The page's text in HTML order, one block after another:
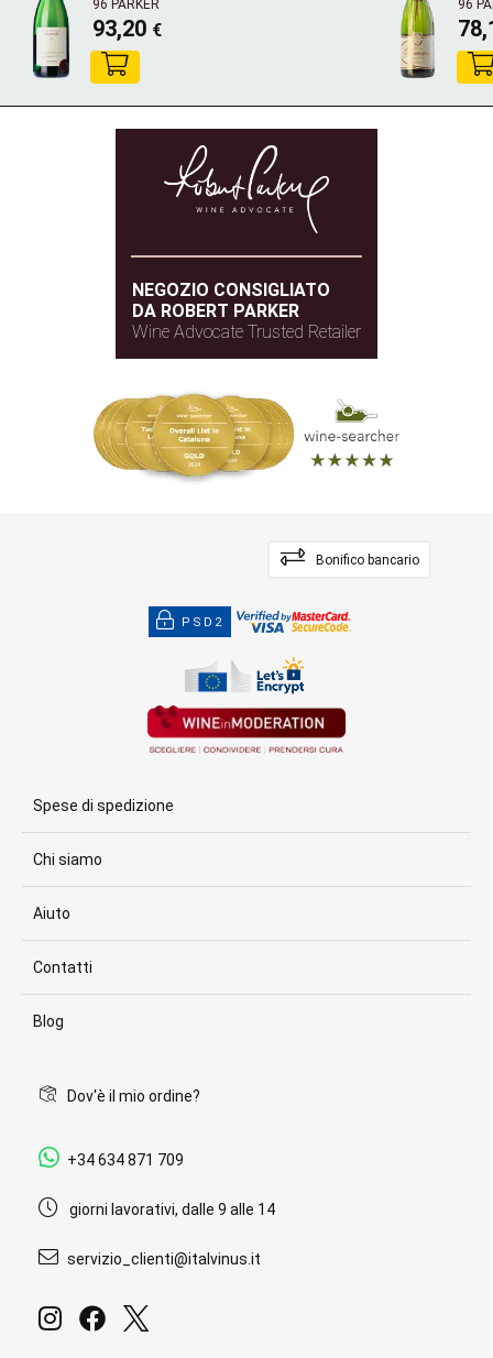
96 PARKER
93,20 €
96
NEGOZIO CONSIGLIATO
DA ROBERT PARKER
Wine Advocate Trusted Retailer
Bonifico bancario
PSD2
Spese di spedizione
Chi siamo
Aiuto
Contatti
Blog
Dov'è il mio ordine?
+34 634 871 709
giorni lavorativi, dalle 9 alle 14
servizio_clienti@italvinus.it